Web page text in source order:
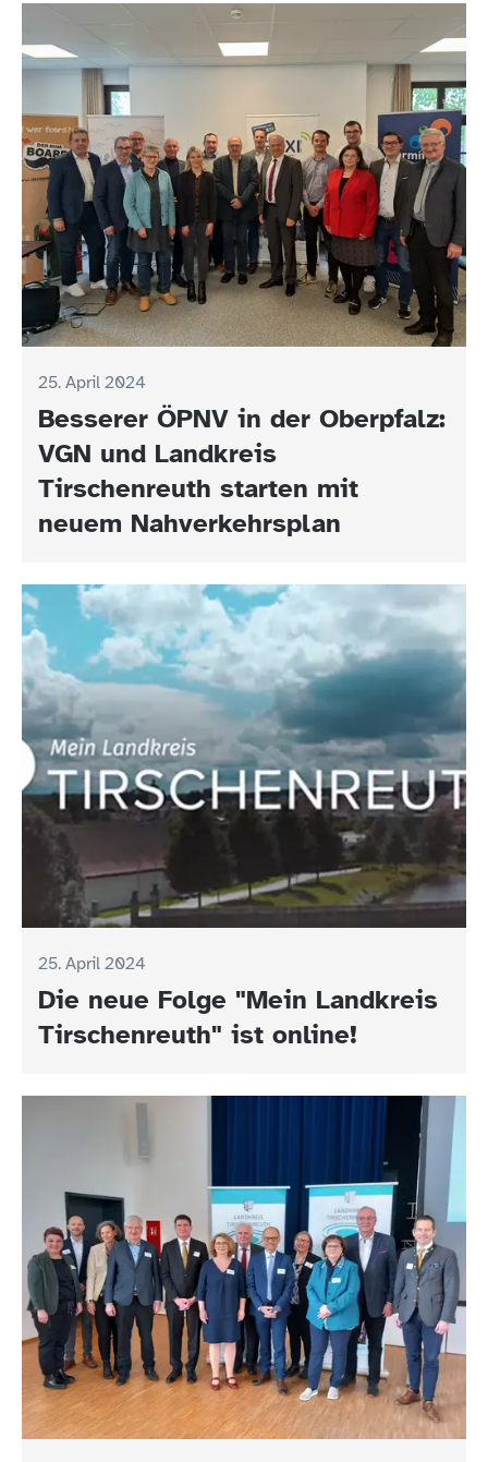
25. April 2024
Besserer ÖPNV in der Oberpfalz:
VGN und Landkreis
Tirschenreuth starten mit
neuem Nahverkehrsplan
25. April 2024
Die neue Folge "Mein Landkreis
Tirschenreuth" ist online!